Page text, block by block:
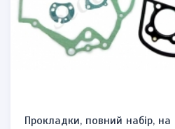
Прокладки, повний набір,